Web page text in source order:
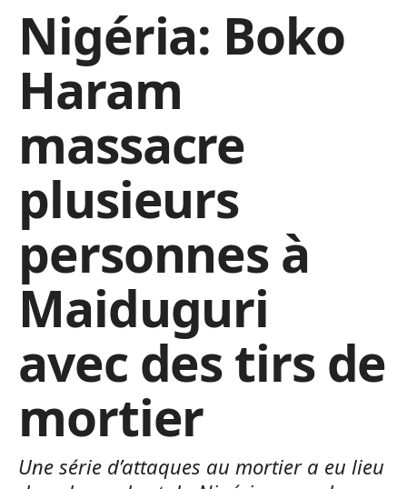
Nigéria: Boko
Haram
massacre
plusieurs
personnes à
Maiduguri
avec des tirs de
mortier
Une série d’attaques au mortier a eu lieu